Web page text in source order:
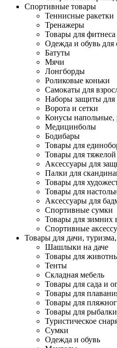
Спортивные товары
Теннисные ракетки
Тренажеры
Товары для фитнеса
Одежда и обувь для
Батуты
Мячи
Лонгборды
Роликовые коньки
Самокаты для
Наборы защиты для
Ворота и сетки
Конусы напольные,
Медицинболы
Бодибары
Товары для
Товары для тяжелой
Аксессуары для
Палки для
Товары для
Товары для
Аксессуары для
Спортивные сумки
Товары для зимних
Спортивные
Товары для дачи,
Шашлыки на даче
Товары для
Тенты
Складная мебель
Товары для сада и
Товары для
Товары для
Товары для рыбалки
Туристическое
Сумки
Одежда и обувь